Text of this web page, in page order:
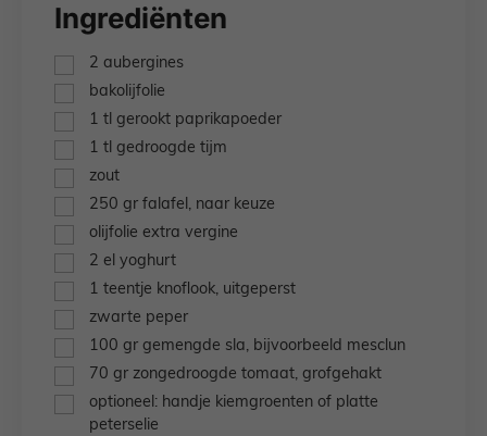
Ingrediënten
▢
2 aubergines
▢
bakolijfolie
▢1 tl gerookt paprikapoeder
▢1 tl gedroogde tijm
▢
zout
▢
250 gr falafel, naar keuze
▢
olijfolie extra vergine
▢
2 el yoghurt
▢1 teentje knoflook, uitgeperst
▢
zwarte peper
▢100 gr gemengde sla, bijvoorbeeld mesclun
▢70 gr zongedroogde tomaat, grofgehakt
▢
optioneel: handje kiemgroenten of platte
peterselie